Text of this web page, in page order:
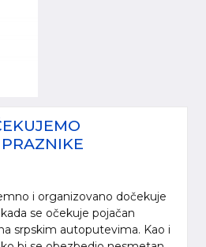
i organizovano dočekuje
se očekuje pojačan
srpskim autoputevima. Kao i